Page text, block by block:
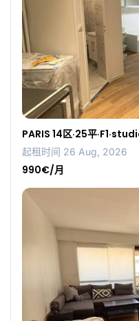
PARIS 14区·25平
起租时间 26 Aug, 2026
990€/月